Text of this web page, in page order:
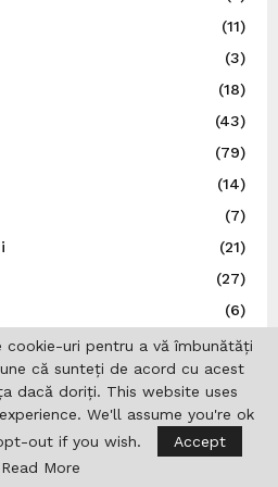
(11)
(3)
(18)
(43)
(79)
(14)
(7)
(21)
(27)
(6)
(2)
(49)
(3)
uri pentru a vă îmbunătăți
că sunteți de acord cu acest
dacă doriți. This website uses
We'll assume you're ok
out if you wish.
Accept
Read More